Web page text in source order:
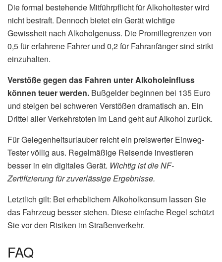
Die formal bestehende Mitführpflicht für Alkoholtester wird
nicht bestraft. Dennoch bietet ein Gerät wichtige
Gewissheit nach Alkoholgenuss. Die Promillegrenzen von
0,5 für erfahrene Fahrer und 0,2 für Fahranfänger sind strikt
einzuhalten.
Verstöße gegen das Fahren unter Alkoholeinfluss
können teuer werden. Bußgelder beginnen bei 135 Euro
und steigen bei schweren Verstößen dramatisch an. Ein
Drittel aller Verkehrstoten im Land geht auf Alkohol zurück.
Für Gelegenheitsurlauber reicht ein preiswerter Einweg-
Tester völlig aus. Regelmäßige Reisende investieren
besser in ein digitales Gerät. Wichtig ist die NF-
Zertifizierung für zuverlässige Ergebnisse.
Letztlich gilt: Bei erheblichem Alkoholkonsum lassen Sie
das Fahrzeug besser stehen. Diese einfache Regel schützt
Sie vor den Risiken im Straßenverkehr.
FAQ